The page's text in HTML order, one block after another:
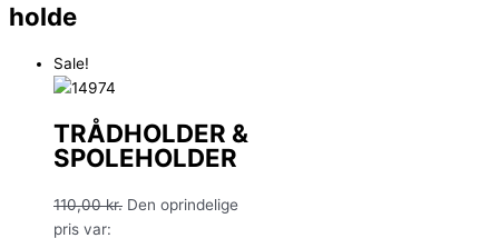
holde
Sale!
TRÅDHOLDER &
SPOLEHOLDER
110,00kr. Den oprindelige
pris var: